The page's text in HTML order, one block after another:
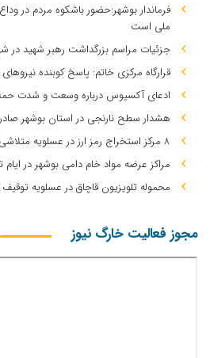
فرماندار بوشهر:حضور باشکوه مردم در
ملی است
جزئیات مراسم بزرگداشت رهبر شهید در
قرارگاه مرکزی خاتم: پاسخ کوبنده
ادعای آکسیوس درباره وسعت و شدت
هشدار سطح نارنجی در استان بوشهر
۸ مرکز استخراج رمز ارز در عسلویه متلاشی شد
مراکز عرضه مواد خام دامی بوشهر در
محموله تلویزیون قاچاق در عسلویه
مجوز فعالیت خارگ نیوز